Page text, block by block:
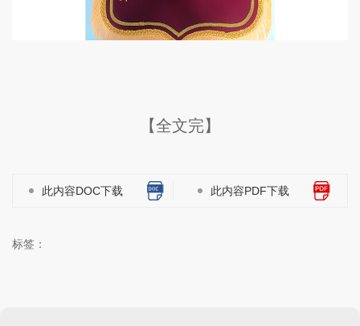
【全文完】
此内容DOC下载 此内容PDF下载
标签：